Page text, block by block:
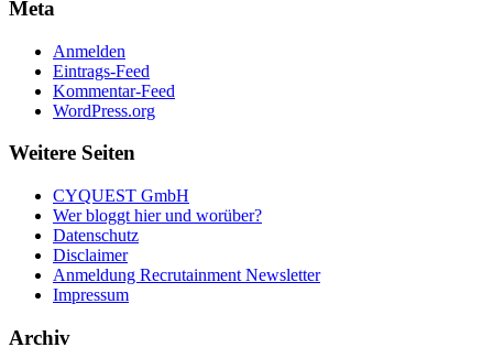
Meta
Anmelden
Eintrags-Feed
Kommentar-Feed
WordPress.org
Weitere Seiten
CYQUEST GmbH
Wer bloggt hier und worüber?
Datenschutz
Disclaimer
Anmeldung Recrutainment Newsletter
Impressum
Archiv